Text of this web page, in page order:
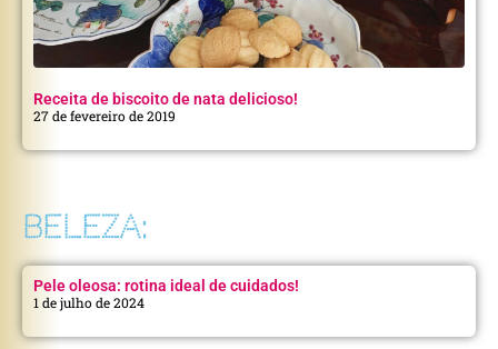
Receita de biscoito de nata delicioso!
27 de fevereiro de 2019
BELEZA:
Pele oleosa: rotina ideal de cuidados!
1 de julho de 2024